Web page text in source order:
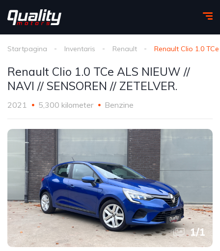
Startpagina Inventaris Renault Renault Clio 1.0 TCe
Renault Clio 1.0 TCe ALS NIEUW //
NAVI // SENSOREN // ZETELVER.
2021 5,300 kilometer Benzine
1/1